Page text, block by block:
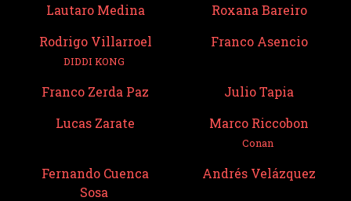
Lautaro Medina
Roxana Bareiro
Rodrigo Villarroel
DIDDI KONG
Franco Asencio
Franco Zerda Paz
Julio Tapia
Lucas Zarate
Marco Riccobon
Conan
Fernando Cuenca
Sosa
Andrés Velázquez